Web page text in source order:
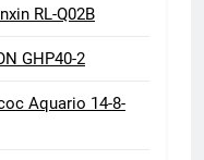
RL-Q02B
GHP40-2
Aquario 14-8-